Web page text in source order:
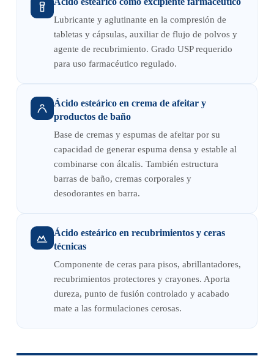
Lubricante y aglutinante en la compresión de
tabletas y cápsulas, auxiliar de flujo de polvos y
agente de recubrimiento. Grado USP requerido
para uso farmacéutico regulado.
Ácido esteárico en crema de afeitar y
productos de baño
Base de cremas y espumas de afeitar por su
capacidad de generar espuma densa y estable al
combinarse con álcalis. También estructura
barras de baño, cremas corporales y
desodorantes en barra.
Ácido esteárico en recubrimientos y ceras
técnicas
Componente de ceras para pisos, abrillantadores,
recubrimientos protectores y crayones. Aporta
dureza, punto de fusión controlado y acabado
mate a las formulaciones cerosas.